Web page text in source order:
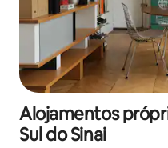
Alojamentos
Sul do Sinai